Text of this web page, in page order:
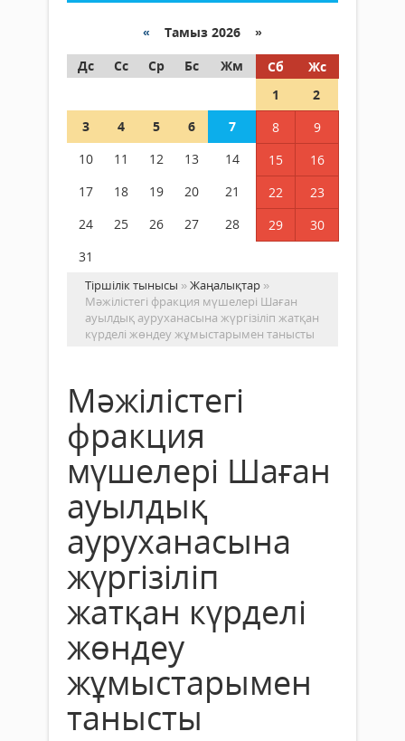
« Тамыз 2026 »
Дс
Сс Ср Бс Жм Сб
Жс
1
2
3
4 5 6 7 8
9
10
11 12 13 14 15
16
17
18 19 20 21 22
23
24
25 26 27 28 29
30
31
Тіршілік тынысы »Жаңалықтар »
Мәжілістегі фракция мүшелері Шаған
ауылдық ауруханасына жүргізіліп жатқан
күрделі жөндеу жұмыстарымен танысты
Мәжілістегі
фракция
мүшелері Шаған
ауылдық
ауруханасына
жүргізіліп
жатқан күрделі
жөндеу
жұмыстарымен
танысты